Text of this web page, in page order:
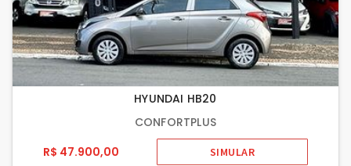
HYUNDAI HB20
CONFORTPLUS
R$ 47.900,00
SIMULAR